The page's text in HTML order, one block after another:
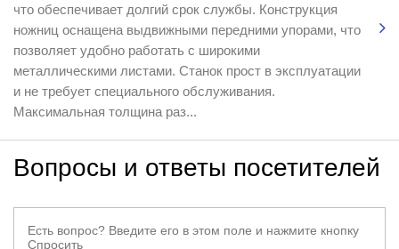
что обеспечивает долгий срок службы. Конструкция
ножниц оснащена выдвижными передними упорами, что
позволяет удобно работать с широкими
металлическими листами. Станок прост в эксплуатации
и не требует специального обслуживания.
Максимальная толщина раз...
Вопросы и ответы посетителей